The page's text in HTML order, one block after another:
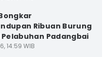
Ribuan Burung
Pelabuhan Padangbai
14:59 WIB